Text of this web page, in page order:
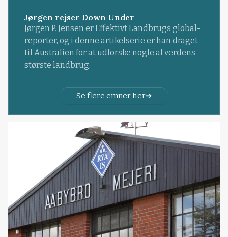
Jørgen rejser Down Under
Jørgen P. Jensen er Effektivt Landbrugs global-
reporter, og i denne artikelserie er han draget
til Australien for at udforske nogle af verdens
største landbrug.
Se flere emner her